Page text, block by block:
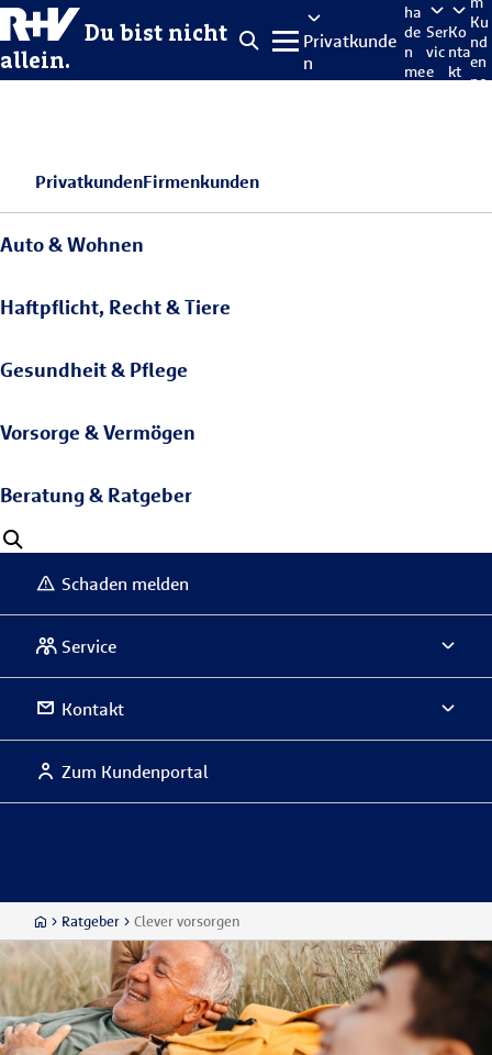
Du bist nicht
allein.
Privatkunde
n
ha
de
n
me
Ser
vic
e
Ko
nta
kt
Ku
nd
en
po
PrivatkundenFirmenkunden
Auto & Wohnen
Haftpflicht, Recht & Tiere
Gesundheit & Pflege
Vorsorge & Vermögen
Beratung & Ratgeber
Schaden melden
Service
Kontakt
Zum Kundenportal
Ratgeber Clever vorsorgen